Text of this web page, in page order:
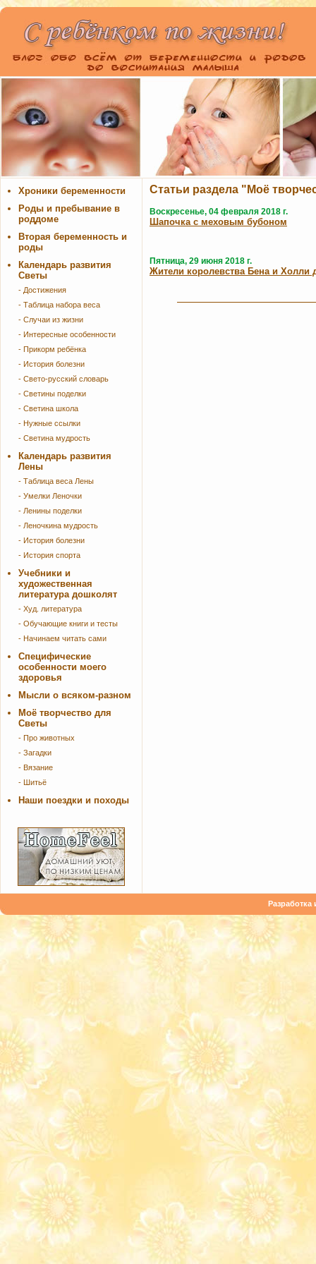
Хроники беременности
Роды и пребывание в
роддоме
Вторая беременность и
роды
Календарь развития
Светы
- Достижения
- Таблица набора веса
- Случаи из жизни
- Интересные особенности
- Прикорм ребёнка
- История болезни
- Свето-русский словарь
- Светины поделки
- Светина школа
- Нужные ссылки
- Светина мудрость
Календарь развития
Лены
- Таблица веса Лены
- Умелки Леночки
- Ленины поделки
- Леночкина мудрость
- История болезни
- История спорта
Учебники и
художественная
литература дошколят
- Худ. литература
- Обучающие книги и тесты
- Начинаем читать сами
Специфические
особенности моего
здоровья
Мысли о всяком-разном
Моё творчество для
Светы
- Про животных
- Загадки
- Вязание
- Шитьё
Наши поездки и походы
Статьи раздела "Моё
Воскресенье, 04 февраля 2018 г.
Шапочка с меховым бубоном
Пятница, 29 июня 2018 г.
Жители королевства Бена и Холли